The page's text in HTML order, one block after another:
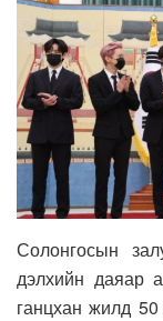
Солонгосын
дэлхийн даяар
ганцхан жилд